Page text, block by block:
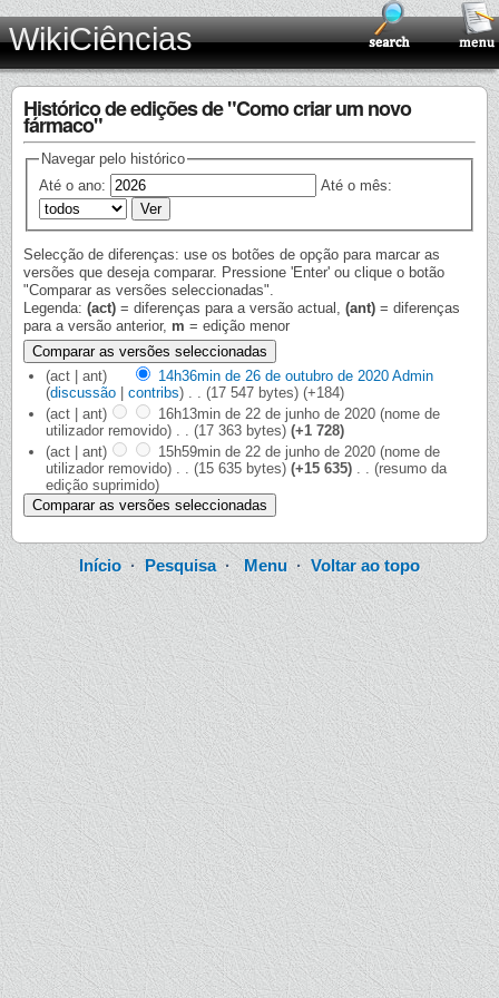
WikiCiências
Histórico de edições de "Como criar um novo
fármaco"
Navegar pelo histórico
Até o ano:
Até o mês:
Selecção de diferenças: use os botões de opção para marcar as
versões que deseja comparar. Pressione 'Enter' ou clique o botão
"Comparar as versões seleccionadas".
Legenda: (act) = diferenças para a versão actual, (ant) = diferenças
para a versão anterior, m = edição menor
(act | ant) 14h36min de 26 de outubro de 2020 Admin
(discussão | contribs) (17 547 bytes) (+184)
(act | ant)
16h13min de 22 de junho de 2020 (nome de
utilizador removido)
(17 363 bytes) (+1 728)
(act | ant)
15h59min de 22 de junho de 2020 (nome de
utilizador removido)
(15 635 bytes) (+15 635)
(resumo da
edição suprimido)
Início·Pesquisa·Menu·Voltar ao topo